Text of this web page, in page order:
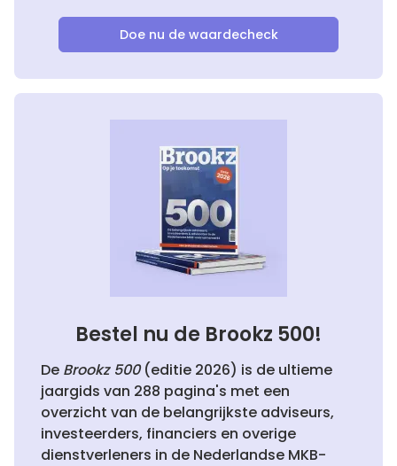
Doe nu de waardecheck
Bestel nu de Brookz 500!
De Brookz 500(editie 2026) is de ultieme
jaargids van 288 pagina's met een
overzicht van de belangrijkste adviseurs,
investeerders, financiers en overige
dienstverleners in de Nederlandse MKB-